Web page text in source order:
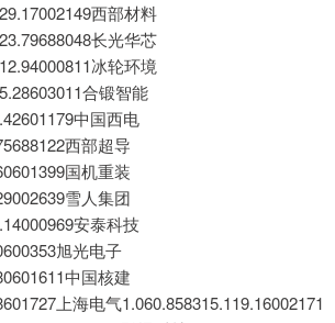
西部材料
长光华芯
冰轮环境
合锻智能
中国西电
西部超导
国机重装
雪人集团
安泰科技
旭光电子
中国核建
上海电气1.060.858315.119.16002171